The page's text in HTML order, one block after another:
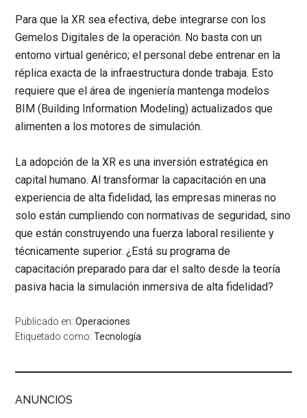
Para que la XR sea efectiva, debe integrarse con los
Gemelos Digitales de la operación. No basta con un
entorno virtual genérico; el personal debe entrenar en la
réplica exacta de la infraestructura donde trabaja. Esto
requiere que el área de ingeniería mantenga modelos
BIM (Building Information Modeling) actualizados que
alimenten a los motores de simulación.
La adopción de la XR es una inversión estratégica en
capital humano. Al transformar la capacitación en una
experiencia de alta fidelidad, las empresas mineras no
solo están cumpliendo con normativas de seguridad, sino
que están construyendo una fuerza laboral resiliente y
técnicamente superior. ¿Está su programa de
capacitación preparado para dar el salto desde la teoría
pasiva hacia la simulación inmersiva de alta fidelidad?
Publicado en:Operaciones
Etiquetado como:Tecnología
ANUNCIOS